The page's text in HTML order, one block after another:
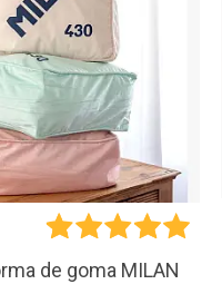
de goma MILAN